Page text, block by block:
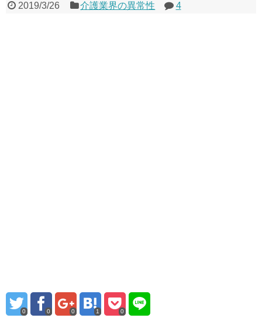
2019/3/26 介護業界の異常性 4
0 0 0 1 0